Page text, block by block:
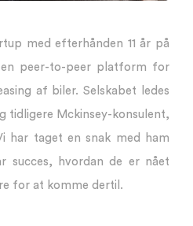
med efterhånden 11 år på
en peer-to-peer platform for
af biler. Selskabet ledes
tidligere Mckinsey-konsulent,
har taget en snak med ham
succes, hvordan de er nået
for at komme dertil.